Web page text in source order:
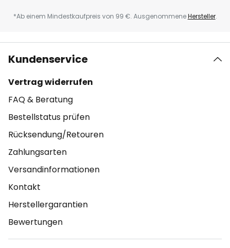
*Ab einem Mindestkaufpreis von 99 €. AusgenommeneHersteller.
Kundenservice
Vertrag widerrufen
FAQ & Beratung
Bestellstatus prüfen
Rücksendung/Retouren
Zahlungsarten
Versandinformationen
Kontakt
Herstellergarantien
Bewertungen